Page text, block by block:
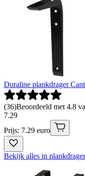
Duraline plankdrager
(36)Beoordeeld met 4.8
7.29
Prijs: 7.29 euro
Bekijk alles in plankdrager